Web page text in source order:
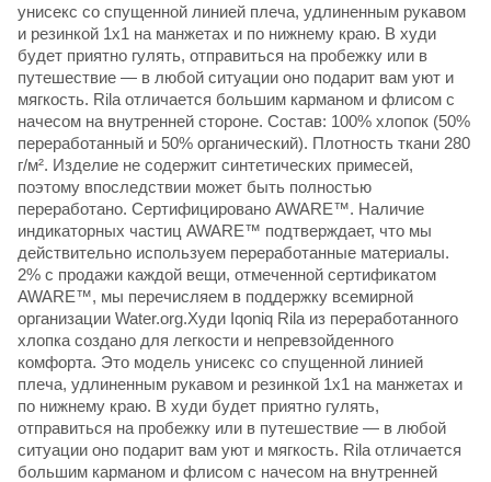
унисекс со спущенной линией плеча, удлиненным рукавом
и резинкой 1х1 на манжетах и по нижнему краю. В худи
будет приятно гулять, отправиться на пробежку или в
путешествие — в любой ситуации оно подарит вам уют и
мягкость. Rila отличается большим карманом и флисом с
начесом на внутренней стороне. Состав: 100% хлопок (50%
переработанный и 50% органический). Плотность ткани 280
г/м². Изделие не содержит синтетических примесей,
поэтому впоследствии может быть полностью
переработано. Сертифицировано AWARE™. Наличие
индикаторных частиц AWARE™ подтверждает, что мы
действительно используем переработанные материалы.
2% с продажи каждой вещи, отмеченной сертификатом
AWARE™, мы перечисляем в поддержку всемирной
организации Water.org.Худи Iqoniq Rila из переработанного
хлопка создано для легкости и непревзойденного
комфорта. Это модель унисекс со спущенной линией
плеча, удлиненным рукавом и резинкой 1х1 на манжетах и
по нижнему краю. В худи будет приятно гулять,
отправиться на пробежку или в путешествие — в любой
ситуации оно подарит вам уют и мягкость. Rila отличается
большим карманом и флисом с начесом на внутренней